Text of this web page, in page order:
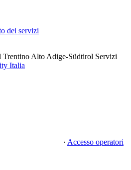
dei servizi
Alto Adige-Südtirol Servizi
Italia
· Accesso operatori